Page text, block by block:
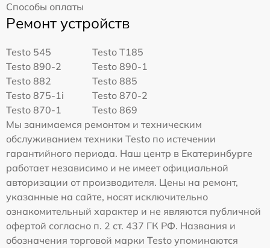
Способы оплаты
Ремонт устройств
Testo 545
Testo T185
Testo 890-2
Testo 890-1
Testo 882
Testo 885
Testo 875-1i
Testo 870-2
Testo 870-1
Testo 869
Мы занимаемся ремонтом и техническим
обслуживанием техники Testo по истечении
гарантийного периода. Наш центр в Екатеринбурге
работает независимо и не имеет официальной
авторизации от производителя. Цены на ремонт,
указанные на сайте, носят исключительно
ознакомительный характер и не являются публичной
офертой согласно п. 2 ст. 437 ГК РФ. Названия и
обозначения торговой марки Testo упоминаются